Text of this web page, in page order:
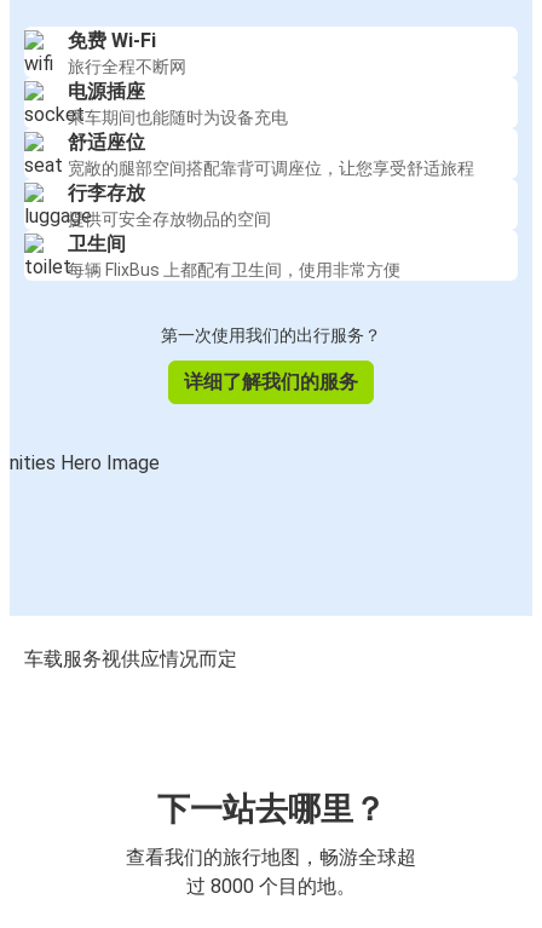
免费 Wi-Fi
旅行全程不断网
电源插座
乘车期间也能随时为设备充电
舒适座位
宽敞的腿部空间搭配靠背可调座位，让您享受舒适旅程
行李存放
提供可安全存放物品的空间
卫生间
每辆 FlixBus 上都配有卫生间，使用非常方便
第一次使用我们的出行服务？
详细了解我们的服务
车载服务视供应情况而定
下一站去哪里？
查看我们的旅行地图，畅游全球超
过 8000 个目的地。